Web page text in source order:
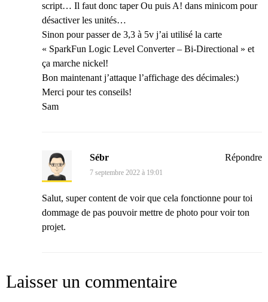
script… Il faut donc taper Ou puis A! dans minicom pour
désactiver les unités…
Sinon pour passer de 3,3 à 5v j’ai utilisé la carte
« SparkFun Logic Level Converter – Bi-Directional » et
ça marche nickel!
Bon maintenant j’attaque l’affichage des décimales:)
Merci pour tes conseils!
Sam
Sébr
7 septembre 2022 à 19:01
Salut, super content de voir que cela fonctionne pour toi
dommage de pas pouvoir mettre de photo pour voir ton
projet.
Répondre
Laisser un commentaire